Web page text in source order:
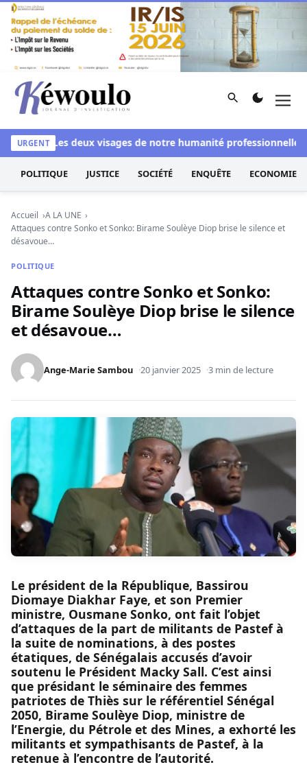
Aller au contenu
Kéwoulo, le premier site d'information et d'investigation
Rechercher
URGENTLes deux visages de notre humanité professionnelle :
POLITIQUE JUSTICE SOCIÉTÉ ENQUÊTE ECONOMIE
Accueil
A LA UNE
Attaques contre Sonko et Sonko: Birame Soulèye Diop brise le silence et
désavoue…
POLITIQUE
Attaques contre Sonko et Sonko:
Birame Soulèye Diop brise le silence
et désavoue…
Ange-Marie Sambou 20 janvier 2025 3 min de lecture
Le président de la République, Bassirou
Diomaye Diakhar Faye, et son Premier
ministre, Ousmane Sonko, ont fait l’objet
d’attaques de la part de militants de Pastef à
la suite de nominations, à des postes
étatiques, de Sénégalais accusés d’avoir
soutenu le Président Macky Sall. C’est ainsi
que présidant le séminaire des femmes
patriotes de Thiès sur le référentiel Sénégal
2050, Birame Soulèye Diop, ministre de
l’Energie, du Pétrole et des Mines, a exhorté les
militants et sympathisants de Pastef, à la
retenue à l’encontre de l’autorité.